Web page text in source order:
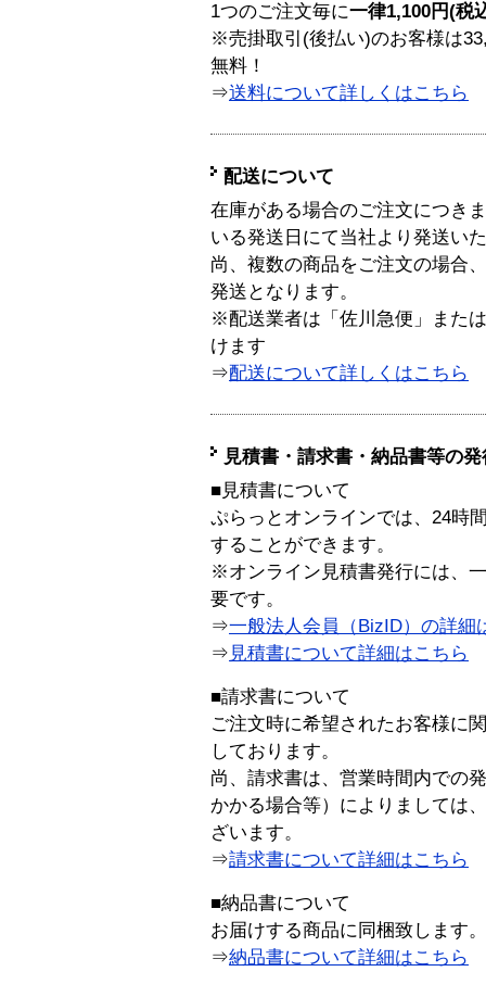
1つのご注文毎に一律1,100円(税
※売掛取引(後払い)のお客様は
無料！
⇒送料について詳しくはこちら
配送について
在庫がある場合のご注文につき
いる発送日にて当社より発送い
尚、複数の商品をご注文の場合
発送となります。
※配送業者は「佐川急便」また
けます
⇒配送について詳しくはこちら
見積書・請求書・納品書等の
■見積書について
ぷらっとオンラインでは、24時
することができます。
※オンライン見積書発行には、
要です。
⇒一般法人会員（BizID）の詳細
⇒ 見積書について詳細はこちら
■請求書について
ご注文時に希望されたお客様に
しております。
尚、請求書は、営業時間内での
かかる場合等）によりましては
ざいます。
⇒請求書について詳細はこちら
■納品書について
お届けする商品に同梱致します。
⇒納品書について詳細はこちら